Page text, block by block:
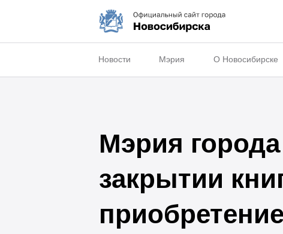
Новости Мэрия О Новосибирске
Мэрия
закрытии